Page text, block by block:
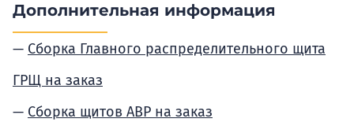
Дополнительная информация
Сборка Главного распределительного щита
ГРЩ на заказ
Сборка щитов АВР на заказ